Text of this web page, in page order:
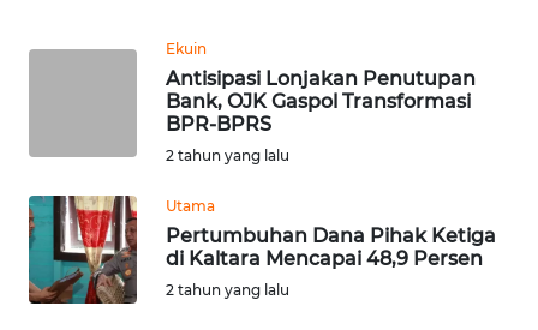
Ekuin
Antisipasi Lonjakan Penutupan
Bank, OJK Gaspol Transformasi
BPR-BPRS
2 tahun yang lalu
Utama
Pertumbuhan Dana Pihak Ketiga
di Kaltara Mencapai 48,9 Persen
2 tahun yang lalu
PAPUA
BARAT
WN
RIAU